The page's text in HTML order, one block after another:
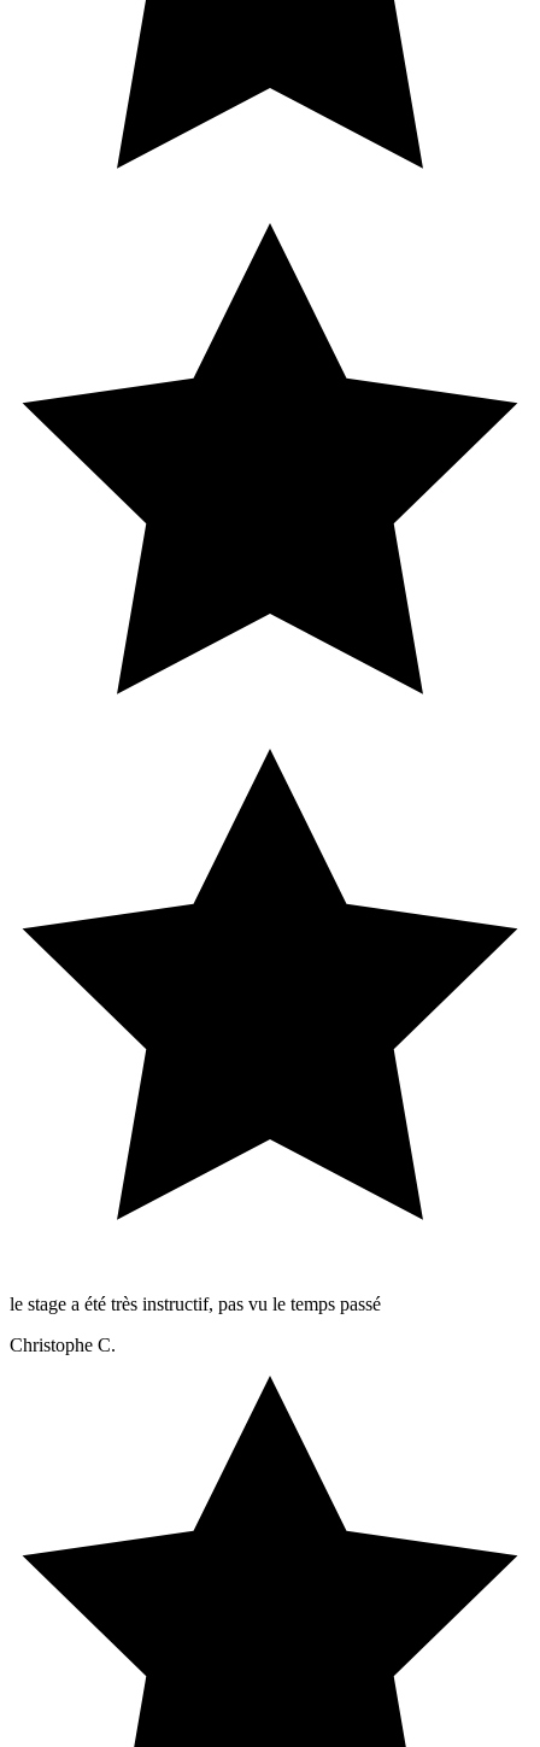
le stage a été très instructif, pas vu le temps passé
Christophe C.